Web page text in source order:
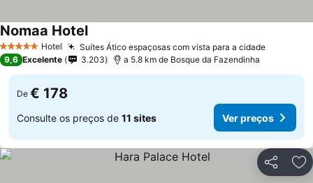
5 Estrelas Hotel Suítes Ático espaçosas com vista para a cidade
Nomaa Hotel
9,6 Excelente 3.203 a 5.8 km de Bosque da Fazendinha
De € 178
Consulte os preços de 11 sites Ver preços
Partilhar